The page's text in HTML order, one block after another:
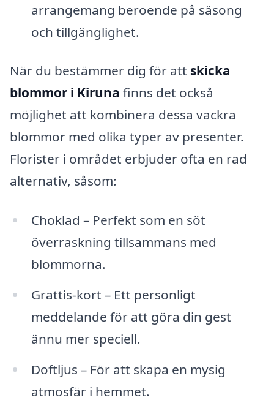
arrangemang beroende på säsong
och tillgänglighet.
När du bestämmer dig för att skicka
blommor i Kiruna finns det också
möjlighet att kombinera dessa vackra
blommor med olika typer av presenter.
Florister i området erbjuder ofta en rad
alternativ, såsom:
Choklad – Perfekt som en söt
överraskning tillsammans med
blommorna.
Grattis-kort – Ett personligt
meddelande för att göra din gest
ännu mer speciell.
Doftljus – För att skapa en mysig
atmosfär i hemmet.